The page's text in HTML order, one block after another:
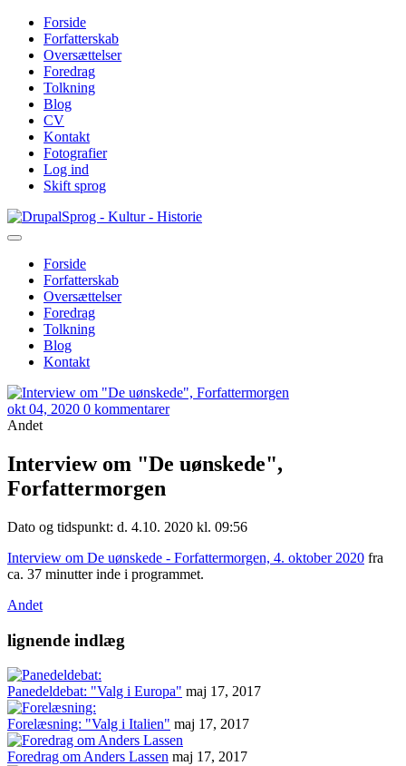
Forside
Forfatterskab
Oversættelser
Foredrag
Tolkning
Blog
CV
Kontakt
Fotografier
Log ind
Skift sprog
Gå
til
Sprog - Kultur - Historie
Primær
navigation
Forside
Forfatterskab
Oversættelser
Foredrag
Tolkning
Blog
Kontakt
okt 04, 2020 0 kommentarer
Andet
Interview om "De uønskede",
Forfattermorgen
Dato og tidspunkt: d. 4.10. 2020 kl. 09:56
Interview om De uønskede - Forfattermorgen, 4. oktober 2020 fra
ca. 37 minutter inde i programmet.
Andet
lignende indlæg
Panedeldebat: "Valg i Europa" maj 17, 2017
Forelæsning: "Valg i Italien" maj 17, 2017
Foredrag om Anders Lassen maj 17, 2017